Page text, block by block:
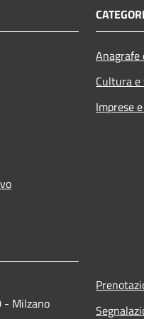
Cultura
Imprese
- Milzano